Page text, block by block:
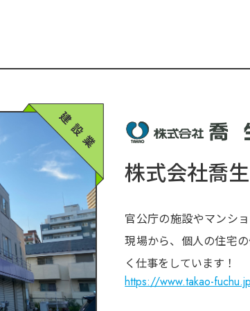
株式会社喬生
官公庁の施設やマンシ
現場から、個人の住宅
く仕事をしています！
https://www.takao-fuchu.jp